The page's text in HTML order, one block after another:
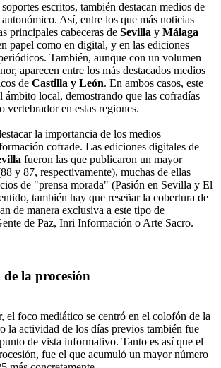
escritos, también destacan medios de
Así, entre los que más noticias
principales cabeceras de Sevilla y Málaga
papel como en digital, y en las ediciones
También, aunque con un volumen
aparecen entre los más destacados medios
de Castilla y León. En ambos casos, este
ámbito local, demostrando que las cofradías
vertebrador en estas regiones.
la importancia de los medios
cofrade. Las ediciones digitales de
fueron las que publicaron un mayor
y 87, respectivamente), muchas de ellas
de "prensa morada" (Pasión en Sevilla y El
también hay que reseñar la cobertura de
de manera exclusiva a este tipo de
de Paz, Inri Información o Arte Sacro.
la procesión
el foco mediático se centró en el colofón de la
la actividad de los días previos también fue
de vista informativo. Tanto es así que el
fue el que acumuló un mayor número